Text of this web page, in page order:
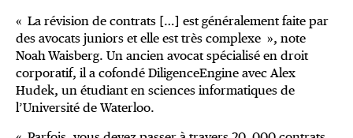
« La révision de contrats […] est généralement faite par
des avocats juniors et elle est très complexe », note
Noah Waisberg. Un ancien avocat spécialisé en droit
corporatif, il a cofondé DiligenceEngine avec Alex
Hudek, un étudiant en sciences informatiques de
l’Université de Waterloo.